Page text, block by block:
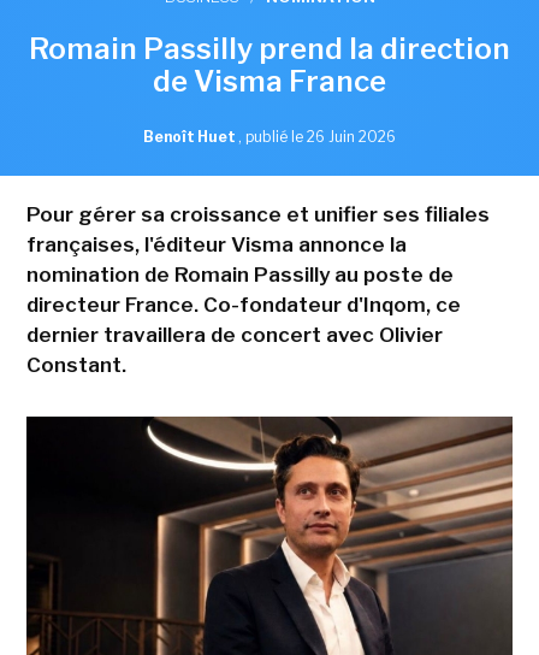
Romain Passilly prend la direction
de Visma France
Benoît Huet , publié le 26 Juin 2026
Pour gérer sa croissance et unifier ses filiales
françaises, l'éditeur Visma annonce la
nomination de Romain Passilly au poste de
directeur France. Co-fondateur d'Inqom, ce
dernier travaillera de concert avec Olivier
Constant.